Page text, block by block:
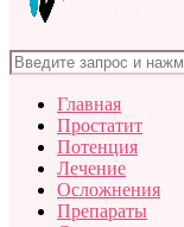
Главная
Простатит
Потенция
Лечение
Осложнения
Препараты